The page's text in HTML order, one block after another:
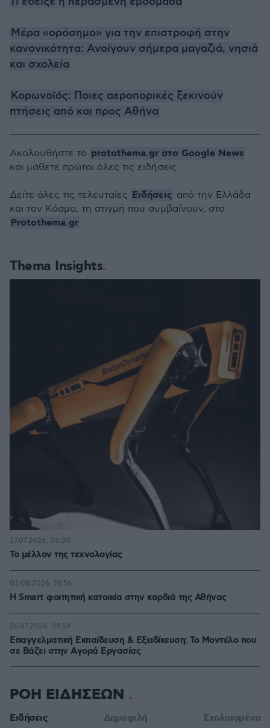
Μέρα «ορόσημο» για την επιστροφή στην
κανονικότητα: Ανοίγουν σήμερα μαγαζιά, νησιά
και σχολεία
Κορωνοϊός: Ποιες αεροπορικές ξεκινούν
πτήσεις από και προς Αθήνα
Thema Insights
Το μέλλον της τεχνολογίας
27.07.2026, 06:00
Η Smart φοιτητική κατοικία στην καρδιά της Αθήνας
03.08.2026, 10:56
Επαγγελματική Εκπαίδευση & Εξειδίκευση: Το Mοντέλο που
σε Bάζει στην Aγορά Eργασίας
26.07.2026, 09:54
Ακολουθήστε το protothema.gr στο Google News
και μάθετε πρώτοι όλες τις ειδήσεις
Δείτε όλες τις τελευταίες Ειδήσεις από την Ελλάδα
και τον Κόσμο, τη στιγμή που συμβαίνουν, στο
Protothema.gr
ΡΟΗ ΕΙΔΗΣΕΩΝ
Ειδήσεις Δημοφιλή Σχολιασμένα